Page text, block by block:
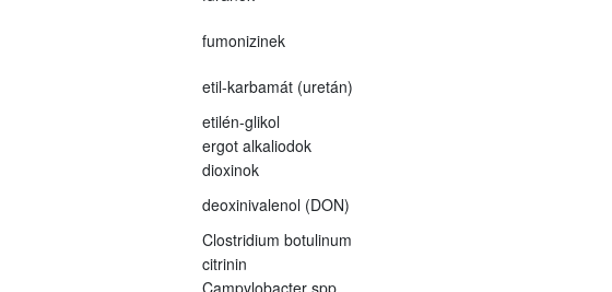
fumonizinek
etil-karbamát (uretán)
etilén-glikol
ergot alkaliodok
dioxinok
deoxinivalenol (DON)
Clostridium botulinum
citrinin
Campylobacter spp.